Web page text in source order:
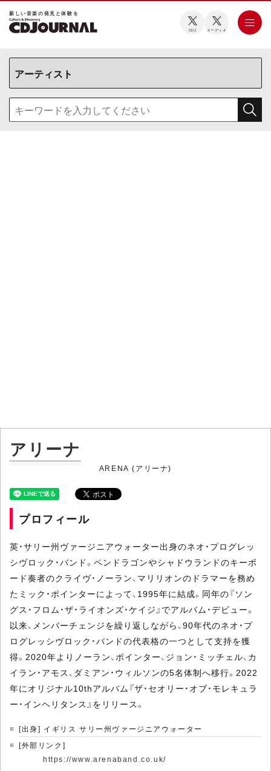
新しい⾳楽の発⾒と体験を
CDJ オーディオ
アリーナ
ARENA (アリーナ)
プロフィール
英・サリー州ヴァージニアウォーター出身のネオ・プログレッ
シヴロック・バンド。ペンドラゴンやシャドウランドのキーボ
ード奏者のクライヴ・ノーラン、マリリオンのドラマーを務め
たミック・ポインターによって、1995年に結成。同年の『ソン
グス・フロム・ザ・ライオンズ・ケイジ』でアルバム・デビュー。
以来、メンバーチェンジを繰り返しながら、90年代のネオ・プ
ログレッシヴロック・バンドの代表格の一つとして支持を獲
得。2020年よりノーラン、ポインター、ジョン・ミッチェル、カ
イラン・アモス、ダミアン・ウィルソンの5名体制へ移行。2022
年にオリジナル10thアルバム『ザ・セオリー・オブ・モレキュラ
ー・インヘリタンス』をリリース。
[出身] イギリス サリー州ヴァージニアウォーター
[外部リンク]
https://www.arenaband.co.uk/